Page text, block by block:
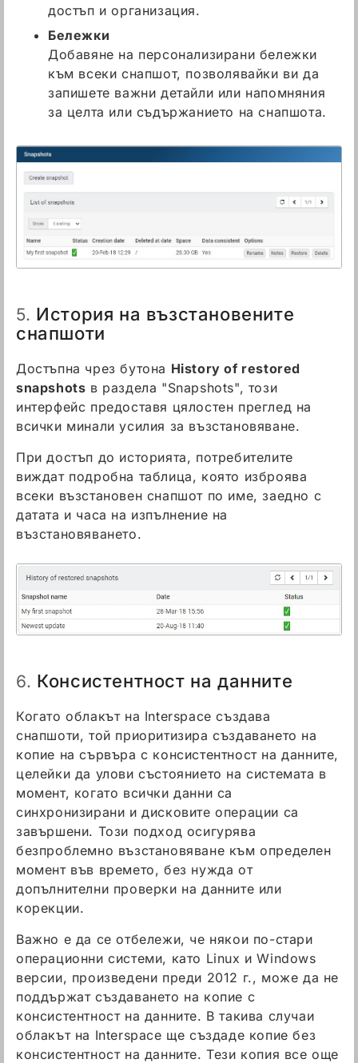
достъп и организация.
Бележки
Добавяне на персонализирани бележки
към всеки снапшот, позволявайки ви да
запишете важни детайли или напомняния
за целта или съдържанието на снапшота.
5. История на възстановените
снапшоти
Достъпна чрез бутона History of restored
snapshots в раздела "Snapshots", този
интерфейс предоставя цялостен преглед на
всички минали усилия за възстановяване.
При достъп до историята, потребителите
виждат подробна таблица, която изброява
всеки възстановен снапшот по име, заедно с
датата и часа на изпълнение на
възстановяването.
6. Консистентност на данните
Когато облакът на Interspace създава
снапшоти, той приоритизира създаването на
копие на сървъра с консистентност на данните,
целейки да улови състоянието на системата в
момент, когато всички данни са
синхронизирани и дисковите операции са
завършени. Този подход осигурява
безпроблемно възстановяване към определен
момент във времето, без нужда от
допълнителни проверки на данните или
корекции.
Важно е да се отбележи, че някои по-стари
операционни системи, като Linux и Windows
версии, произведени преди 2012 г., може да не
поддържат създаването на копие с
консистентност на данните. В такива случаи
облакът на Interspace ще създаде копие без
консистентност на данните. Тези копия все още